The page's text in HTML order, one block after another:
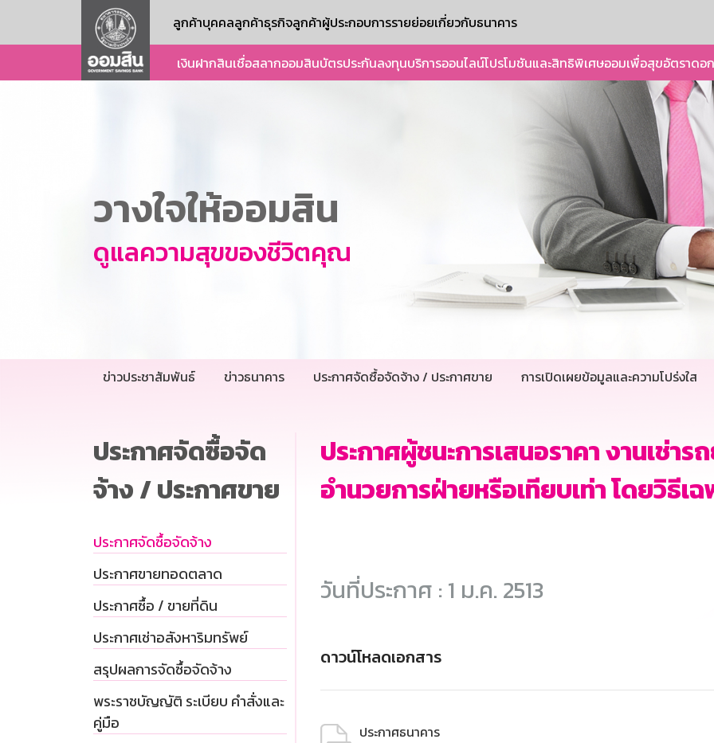
ลูกค้าบุคคลลูกค้าธุรกิจลูกค้าผู้ประกอบการรายย่อยเกี่ยวกับธนาคาร
เงินฝากสินเชื่อสลากออมสินบัตรประกันลงทุนบริการออนไลน์โปรโมชันและสิทธิพิเศษออมเพื่อสุขอัตราดอ
วางใจให้ออมสิน
ดูแลความสุขของชีวิตคุณ
ข่าวประชาสัมพันธ์ ข่าวธนาคาร ประกาศจัดซื้อจัดจ้าง / ประกาศขาย การเปิดเผยข้อมูลและความโปร่งใส
ประกาศจัดซื้อจัด
จ้าง / ประกาศขาย
ประกาศจัดซื้อจัดจ้าง
ประกาศขายทอดตลาด
ประกาศซื้อ / ขายที่ดิน
ประกาศเช่าอสังหาริมทรัพย์
สรุปผลการจัดซื้อจัดจ้าง
พระราชบัญญัติ ระเบียบ คำสั่งและ
คู่มือ
ประกาศผู้ชนะการเสนอราคา งานเช่า
อำนวยการฝ่ายหรือเทียบเท่า โดยวิธีเฉ
วันที่ประกาศ : 1 ม.ค. 2513
ดาวน์โหลดเอกสาร
ประกาศธนาคาร